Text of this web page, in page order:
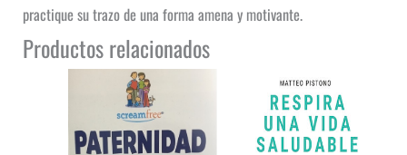
practique su trazo de una forma amena y motivante.
Productos relacionados